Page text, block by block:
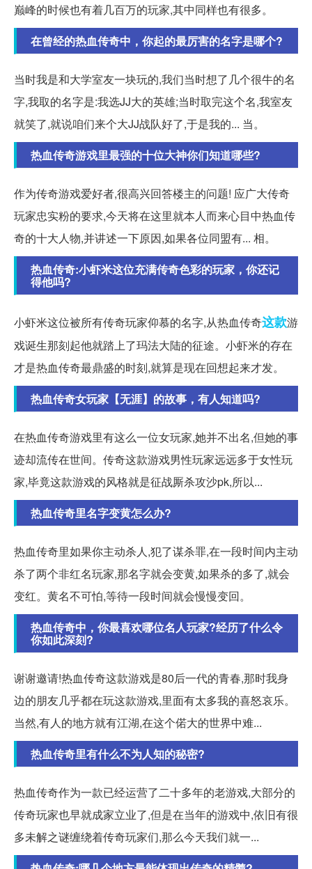
巅峰的时候也有着几百万的玩家,其中同样也有很多。
在曾经的热血传奇中，你起的最厉害的名字是哪个?
当时我是和大学室友一块玩的,我们当时想了几个很牛的名
字,我取的名字是:我选JJ大的英雄;当时取完这个名,我室友
就笑了,就说咱们来个大JJ战队好了,于是我的... 当。
热血传奇游戏里最强的十位大神你们知道哪些?
作为传奇游戏爱好者,很高兴回答楼主的问题! 应广大传奇
玩家忠实粉的要求,今天将在这里就本人而来心目中热血传
奇的十大人物,并讲述一下原因,如果各位同盟有... 相。
热血传奇:小虾米这位充满传奇色彩的玩家，你还记
得他吗?
小虾米这位被所有传奇玩家仰慕的名字,从热血传奇这款游
戏诞生那刻起他就踏上了玛法大陆的征途。小虾米的存在
才是热血传奇最鼎盛的时刻,就算是现在回想起来才发。
热血传奇女玩家【无涯】的故事，有人知道吗?
在热血传奇游戏里有这么一位女玩家,她并不出名,但她的事
迹却流传在世间。传奇这款游戏男性玩家远远多于女性玩
家,毕竟这款游戏的风格就是征战厮杀攻沙pk,所以...
热血传奇里名字变黄怎么办?
热血传奇里如果你主动杀人,犯了谋杀罪,在一段时间内主动
杀了两个非红名玩家,那名字就会变黄,如果杀的多了,就会
变红。黄名不可怕,等待一段时间就会慢慢变回。
热血传奇中，你最喜欢哪位名人玩家?经历了什么令
你如此深刻?
谢谢邀请!热血传奇这款游戏是80后一代的青春,那时我身
边的朋友几乎都在玩这款游戏,里面有太多我的喜怒哀乐。
当然,有人的地方就有江湖,在这个偌大的世界中难...
热血传奇里有什么不为人知的秘密?
热血传奇作为一款已经运营了二十多年的老游戏,大部分的
传奇玩家也早就成家立业了,但是在当年的游戏中,依旧有很
多未解之谜缠绕着传奇玩家们,那么今天我们就一...